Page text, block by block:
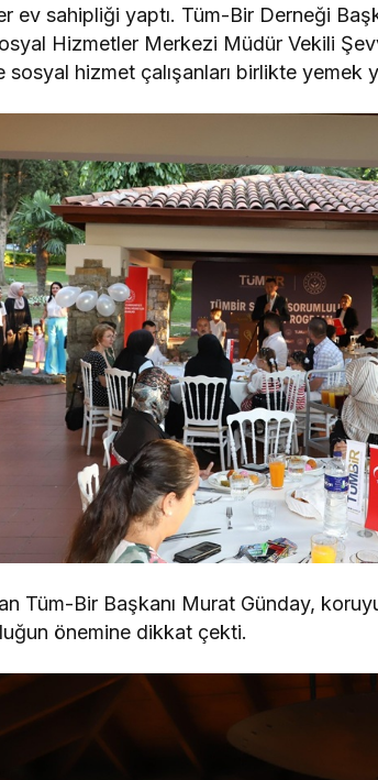
ev sahipliği yaptı. Tüm-Bir Derneği
Hizmetler Merkezi Müdür Vekili
sosyal hizmet çalışanları birlikte yemek
Tüm-Bir Başkanı Murat Günday,
önemine dikkat çekti.